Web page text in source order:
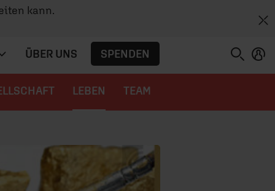
kann.
ÜBER UNS SPENDEN
LEBEN TEAM